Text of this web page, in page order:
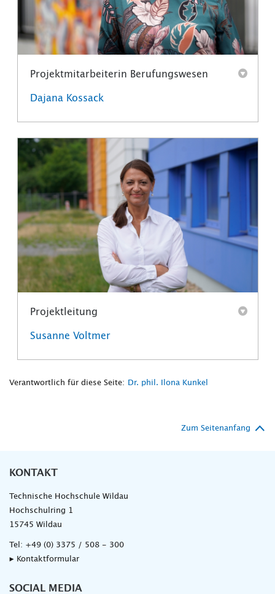
Projektmitarbeiterin Berufungswesen
Dajana Kossack
Projektleitung
Susanne Voltmer
Verantwortlich für diese Seite: Dr. phil. Ilona Kunkel
Zum Seitenanfang
KONTAKT
Technische Hochschule Wildau
Hochschulring 1
15745 Wildau
Tel: +49 (0) 3375 / 508 - 300
▸ Kontaktformular
SOCIAL MEDIA